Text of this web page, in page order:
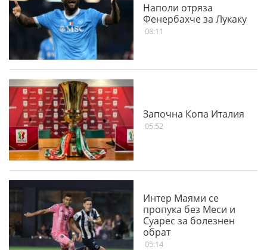
Наполи отряза
Фенербахче за Лукаку
08:11
Започна Копа Италия
05:52
Интер Маями се
пропука без Меси и
Суарес за болезнен
обрат
05:14